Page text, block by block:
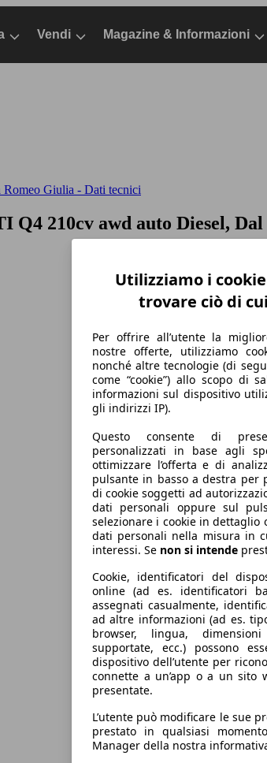
Vendi Magazine & Informazioni
Romeo Giulia - Dati tecnici
Q4 210cv awd auto Diesel,
Utilizziamo i
trovare ciò di
Per offrire all’utente la
nostre offerte, utilizziamo
nonché altre tecnologie (di
come “cookie”) allo scopo di
informazioni sul dispositivo
gli indirizzi IP).
Questo consente di
personalizzati in base agli
ottimizzare l’offerta e di
pulsante in basso a destra per
di cookie soggetti ad
dati personali oppure sul
selezionare i cookie in
dati personali nella misura in
interessi. Se non si intende
Cookie, identificatori del
online (ad es. identificatori
assegnati casualmente,
ad altre informazioni (ad es.
browser, lingua,
supportate, ecc.) possono
dispositivo dell’utente per
connette a un’app o a un
presentate.
L’utente può modificare le sue
prestato in qualsiasi
Manager della nostra